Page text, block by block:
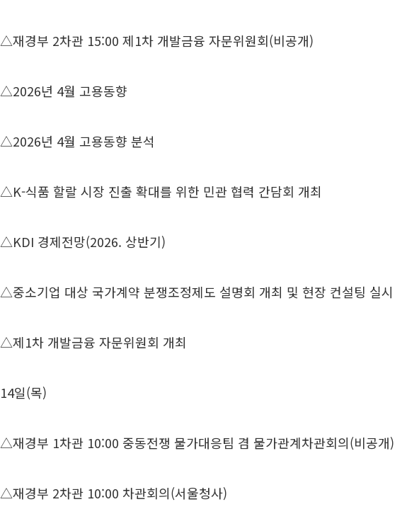
△재경부 2차관 15:00 제1차 개발금융 자문위원회(비공개)
△2026년 4월 고용동향
△2026년 4월 고용동향 분석
△K-식품 할랄 시장 진출 확대를 위한 민관 협력 간담회 개최
△KDI 경제전망(2026. 상반기)
△중소기업 대상 국가계약 분쟁조정제도 설명회 개최 및 현장 컨설팅 실시
△제1차 개발금융 자문위원회 개최
14일(목)
△재경부 1차관 10:00 중동전쟁 물가대응팀 겸 물가관계차관회의(비공개)
△재경부 2차관 10:00 차관회의(서울청사)